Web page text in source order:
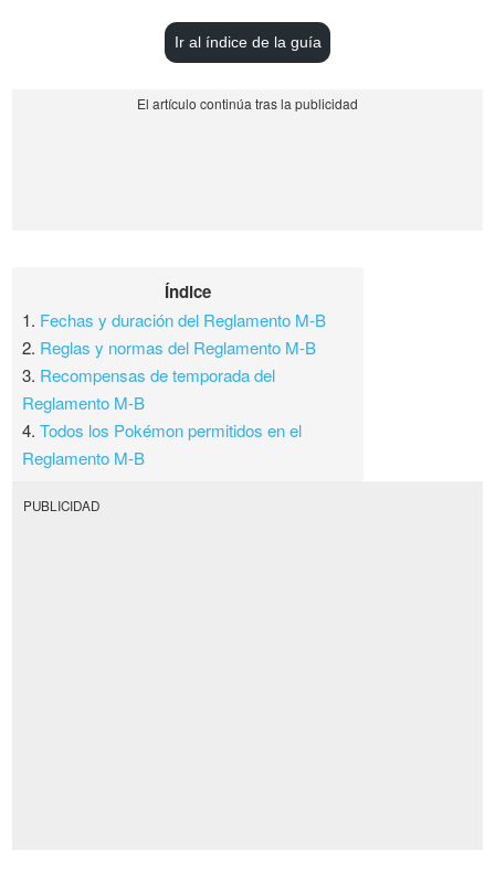
Ir al índice de la guía
Índice
1. Fechas y duración del Reglamento M-B
2. Reglas y normas del Reglamento M-B
3. Recompensas de temporada del
Reglamento M-B
4.Todos los Pokémon permitidos en el
Reglamento M-B
PUBLICIDAD